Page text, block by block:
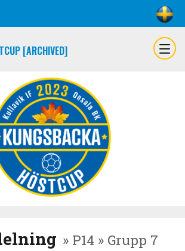
[ARCHIVED]
» P14 » Grupp 7